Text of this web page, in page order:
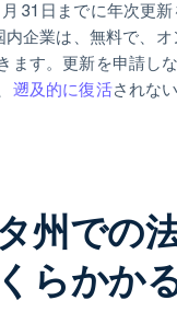
31 日までに年次更
企業は、無料で、
ます。更新を申請し
遡及的に復活されな
州での
らかか